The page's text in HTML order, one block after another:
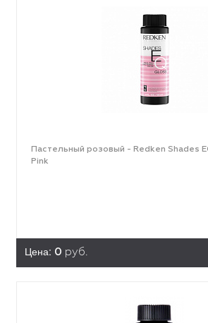
Пастельный розовый - Redken Shades
Pink
Цена: 0 руб.